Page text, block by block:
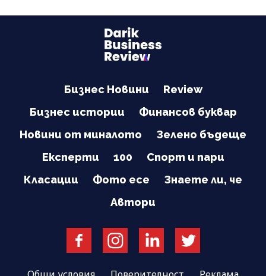
Бизнес Новини
Review
Бизнес истории
Финансов буквар
Новини от миналото
Зелено бъдеще
Експерти
100
Спорт и пари
Класации
Фото есе
Знаете ли, че
Автори